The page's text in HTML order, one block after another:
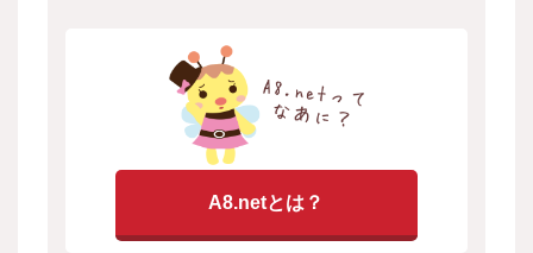
A8.netとは？